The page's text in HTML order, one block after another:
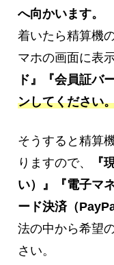
へ向かいます。
着いたら精算機
マホの画面に表
ド』『会員証バ
ンしてください
そうすると精算
りますので、
『
い）』『電子マ
ード決済（
法の中から希望
さい。